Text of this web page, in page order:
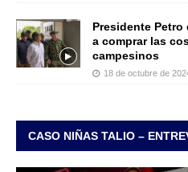
Presidente Petro
a comprar las
campesinos
18 de octubre de
CASO NIÑAS TALIO –